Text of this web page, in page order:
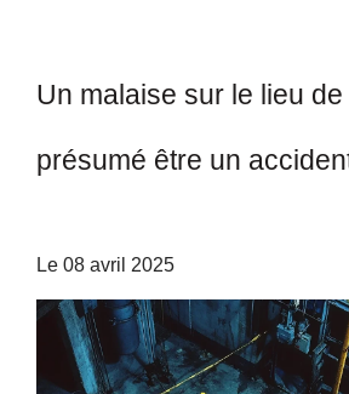
Un malaise sur le lieu
présumé être un
Le 08 avril 2025